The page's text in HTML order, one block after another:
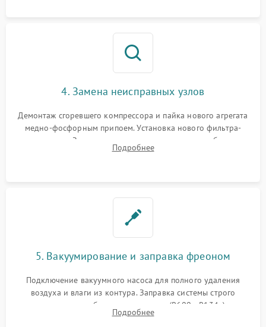
4. Замена неисправных узлов
Демонтаж сгоревшего компрессора и пайка нового агрегата
медно-фосфорным припоем. Установка нового фильтра-
осушителя. Замена изношенных вентиляторов обдува,
сломанных заслонок или поврежденных дверных петель.
Подробнее
5. Вакуумирование и заправка фреоном
Подключение вакуумного насоса для полного удаления
воздуха и влаги из контура. Заправка системы строго
дозированным объемом хладагента (R600a, R134a) по
электронным весам. Контроль рабочего давления в системе.
Подробнее